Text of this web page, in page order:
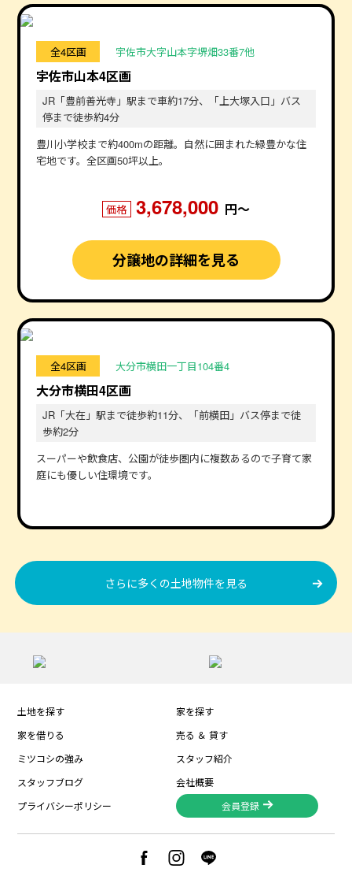
全4区画 宇佐市大字山本字堺畑33番7他
宇佐市山本4区画
JR「豊前善光寺」駅まで車約17分、「上大塚入口」バス
停まで徒歩約4分
豊川小学校まで約400mの距離。自然に囲まれた緑豊かな住
宅地です。全区画50坪以上。
価格 3,678,000 円〜
分譲地の詳細を見る
全4区画 大分市横田一丁目104番4
大分市横田4区画
JR「大在」駅まで徒歩約11分、「前横田」バス停まで徒
歩約2分
スーパーや飲食店、公園が徒歩圏内に複数あるので子育て家
庭にも優しい住環境です。
さらに多くの土地物件を見る
土地を探す
家を探す
家を借りる
売る ＆ 貸す
ミツコシの強み
スタッフ紹介
スタッフブログ
会社概要
プライバシーポリシー
会員登録